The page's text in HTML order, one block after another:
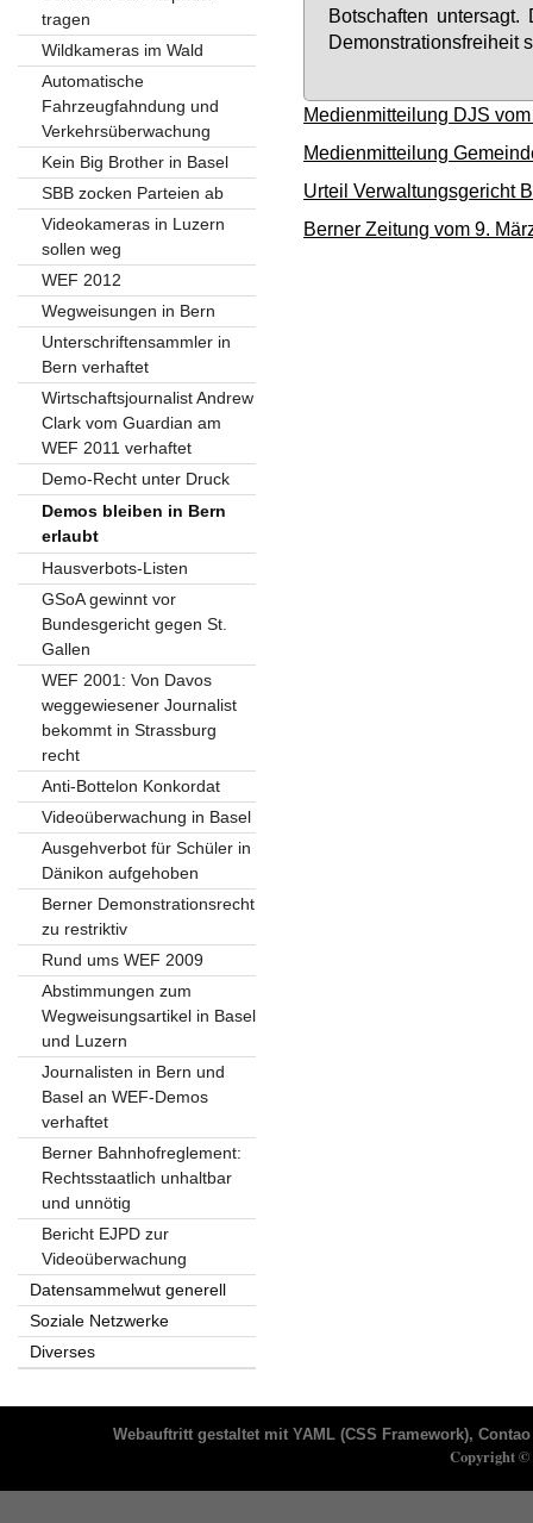
Bot­schaf­ten
De­mons­tra­ti­ons­frei­heit
Medienmitteilung DJS
Medienmitteilung
Urteil Verwaltungsgericht
Berner Zeitung vom 9.
tragen
Wildkameras im Wald
Automatische
Fahrzeugfahndung und
Verkehrsüberwachung
Kein Big Brother in Basel
SBB zocken Parteien ab
Videokameras in Luzern
sollen weg
WEF 2012
Wegweisungen in Bern
Unterschriftensammler in
Bern verhaftet
Wirtschaftsjournalist Andrew
Clark vom Guardian am
WEF 2011 verhaftet
Demo-Recht unter Druck
Demos bleiben in Bern
erlaubt
Hausverbots-Listen
GSoA gewinnt vor
Bundesgericht gegen St.
Gallen
WEF 2001: Von Davos
weggewiesener Journalist
bekommt in Strassburg
recht
Anti-Bottelon Konkordat
Videoüberwachung in Basel
Ausgehverbot für Schüler in
Dänikon aufgehoben
Berner Demonstrationsrecht
zu restriktiv
Rund ums WEF 2009
Abstimmungen zum
Wegweisungsartikel in Basel
und Luzern
Journalisten in Bern und
Basel an WEF-Demos
verhaftet
Berner Bahnhofreglement:
Rechtsstaatlich unhaltbar
und unnötig
Bericht EJPD zur
Videoüberwachung
Datensammelwut generell
Soziale Netzwerke
Diverses
Webauftritt gestaltet mit YAML (CSS Framework), Contao
Copyright ©